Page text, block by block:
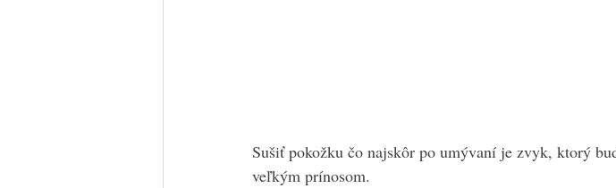
Sušiť pokožku čo najskôr po umývaní je zvyk, ktorý
veľkým prínosom.